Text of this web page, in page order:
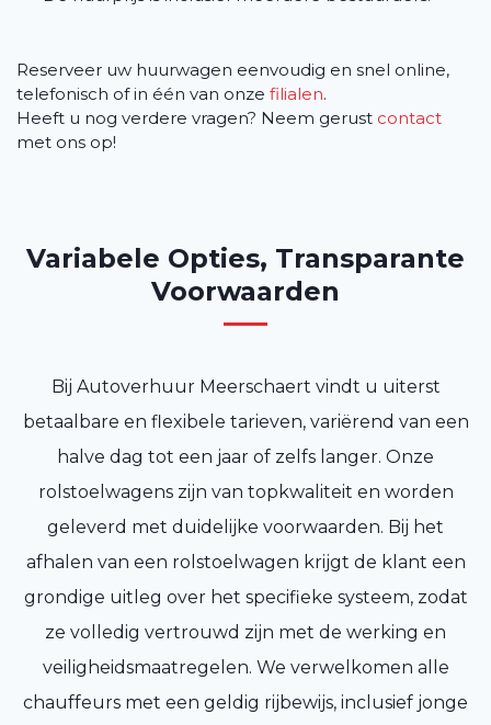
Reserveer uw huurwagen eenvoudig en snel online,
telefonisch of in één van onze filialen.
Heeft u nog verdere vragen? Neem gerust contact
met ons op!
Variabele Opties, Transparante
Voorwaarden
Bij Autoverhuur Meerschaert vindt u uiterst
betaalbare en flexibele tarieven, variërend van een
halve dag tot een jaar of zelfs langer. Onze
rolstoelwagens zijn van topkwaliteit en worden
geleverd met duidelijke voorwaarden. Bij het
afhalen van een rolstoelwagen krijgt de klant een
grondige uitleg over het specifieke systeem, zodat
ze volledig vertrouwd zijn met de werking en
veiligheidsmaatregelen. We verwelkomen alle
chauffeurs met een geldig rijbewijs, inclusief jonge